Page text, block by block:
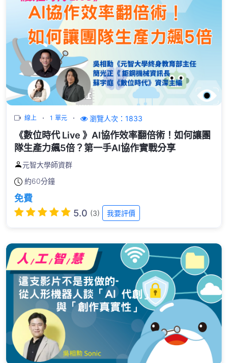
線上 1 單元 瀏覽人次：1833
《數位時代 Live 》AI協作效率翻倍術！如何讓團
隊生產力飆5倍？第一手AI協作實戰分享
元智大學師資群
約60分鐘
免費
5.0 (3) 我要評價